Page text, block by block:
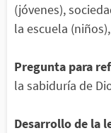
(jóvenes),
la escuela
Pregunta para
la sabiduría de
Desarrollo de la